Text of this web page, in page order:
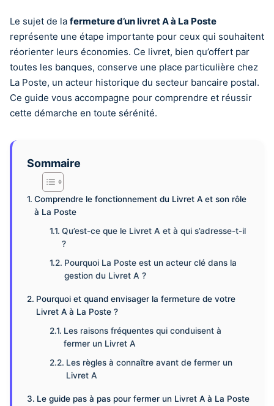
Le sujet de la fermeture d’un livret A à La Poste
représente une étape importante pour ceux qui souhaitent
réorienter leurs économies. Ce livret, bien qu’offert par
toutes les banques, conserve une place particulière chez
La Poste, un acteur historique du secteur bancaire postal.
Ce guide vous accompagne pour comprendre et réussir
cette démarche en toute sérénité.
Sommaire
Comprendre le fonctionnement du Livret A et son rôle
à La Poste
Qu’est-ce que le Livret A et à qui s’adresse-t-il
?
Pourquoi La Poste est un acteur clé dans la
gestion du Livret A ?
Pourquoi et quand envisager la fermeture de votre
Livret A à La Poste ?
Les raisons fréquentes qui conduisent à
fermer un Livret A
Les règles à connaître avant de fermer un
Livret A
Le guide pas à pas pour fermer un Livret A à La Poste